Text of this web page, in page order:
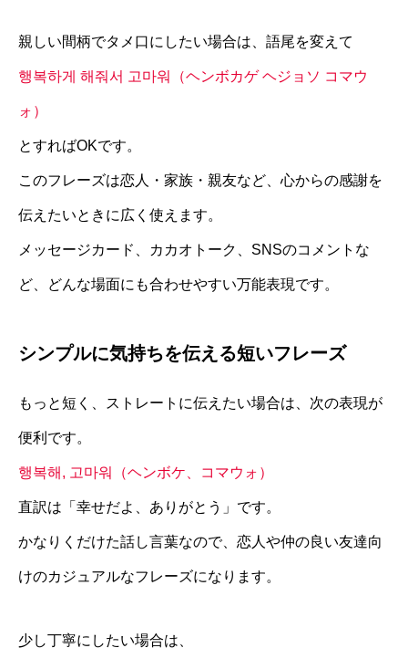
親しい間柄でタメ口にしたい場合は、語尾を変えて
행복하게 해줘서 고마워（ヘンボカゲ ヘジョソ コマウ
ォ）
とすればOKです。
このフレーズは恋人・家族・親友など、心からの感謝を
伝えたいときに広く使えます。
メッセージカード、カカオトーク、SNSのコメントな
ど、どんな場面にも合わせやすい万能表現です。
シンプルに気持ちを伝える短いフレーズ
もっと短く、ストレートに伝えたい場合は、次の表現が
便利です。
행복해, 고마워（ヘンボケ、コマウォ）
直訳は「幸せだよ、ありがとう」です。
かなりくだけた話し言葉なので、恋人や仲の良い友達向
けのカジュアルなフレーズになります。
少し丁寧にしたい場合は、